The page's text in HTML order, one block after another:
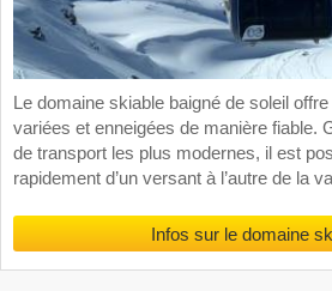
Le domaine skiable baigné de soleil
variées et enneigées de manière fiable.
de transport les plus modernes, il est
rapidement d’un versant à l’autre de la
Infos sur le domaine